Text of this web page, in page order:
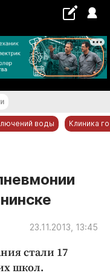
°С
воды Клиника
23.11.2013, 13:45
стали 17
школ.